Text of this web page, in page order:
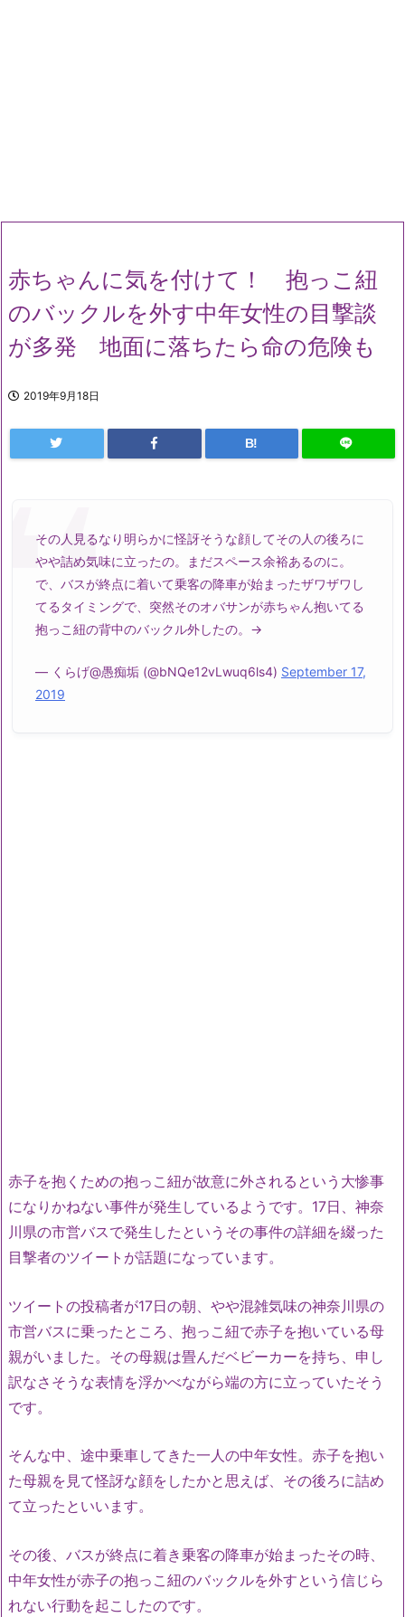
赤ちゃんに気を付けて！ 抱っこ紐
のバックルを外す中年女性の目撃談
が多発 地面に落ちたら命の危険も
2019年9月18日
B!
その人見るなり明らかに怪訝そうな顔してその人の後ろに
やや詰め気味に立ったの。まだスペース余裕あるのに。
で、バスが終点に着いて乗客の降車が始まったザワザワし
てるタイミングで、突然そのオバサンが赤ちゃん抱いてる
抱っこ紐の背中のバックル外したの。→
— くらげ@愚痴垢 (@bNQe12vLwuq6ls4) September 17,
2019
赤子を抱くための抱っこ紐が故意に外されるという大惨事
になりかねない事件が発生しているようです。17日、神奈
川県の市営バスで発生したというその事件の詳細を綴った
目撃者のツイートが話題になっています。
ツイートの投稿者が17日の朝、やや混雑気味の神奈川県の
市営バスに乗ったところ、抱っこ紐で赤子を抱いている母
親がいました。その母親は畳んだベビーカーを持ち、申し
訳なさそうな表情を浮かべながら端の方に立っていたそう
です。
そんな中、途中乗車してきた一人の中年女性。赤子を抱い
た母親を見て怪訝な顔をしたかと思えば、その後ろに詰め
て立ったといいます。
その後、バスが終点に着き乗客の降車が始まったその時、
中年女性が赤子の抱っこ紐のバックルを外すという信じら
れない行動を起こしたのです。